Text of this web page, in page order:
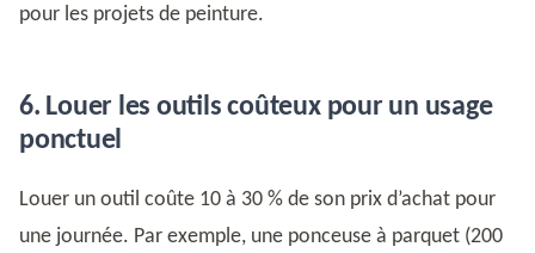
pour les projets de peinture.
6. Louer les outils coûteux pour un usage
ponctuel
Louer un outil coûte 10 à 30 % de son prix d’achat pour
une journée. Par exemple, une ponceuse à parquet (200